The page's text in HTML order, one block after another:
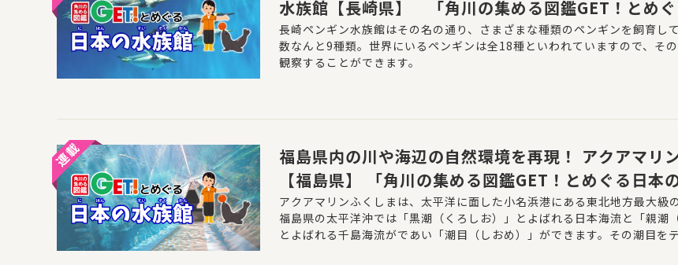
水族館【長崎県】 「角川の集める図鑑GET！とめ
水族館」第6回
長崎ペンギン水族館はその名の通り、さまざまな種類のペンギンを飼育し
数なんと9種類。世界にいるペンギンは全18種といわれていますので、そ
観察することができます。
福島県内の川や海辺の自然環境を再現！ アクアマリ
【福島県】 「角川の集める図鑑GET！とめぐる日本
第5回
アクアマリンふくしまは、太平洋に面した小名浜港にある東北地方最大級
福島県の太平洋沖では「黒潮（くろしお）」とよばれる日本海流と「親潮
とよばれる千島海流がであい「潮目（しおめ）」ができます。その潮目を
福島県内の川や海辺の自然環境を再現しながら約800種の生きものを展示